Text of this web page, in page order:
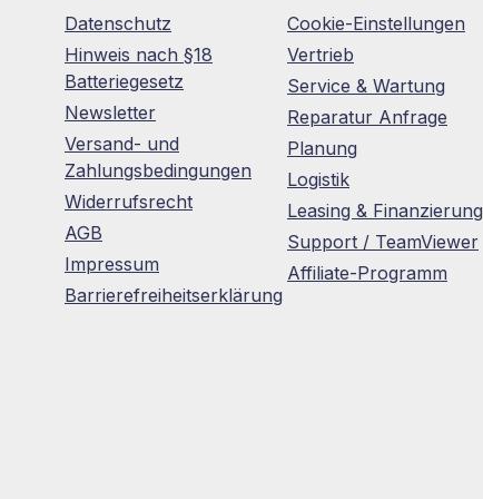
Datenschutz
Hinweis nach §18
Batteriegesetz
Newsletter
Versand- und
Zahlungsbedingungen
Widerrufsrecht
AGB
Impressum
Barrierefreiheitserklärung
Cookie-Einstellungen
Vertrieb
Service & Wartung
Reparatur Anfrage
Planung
Logistik
Leasing & Finanzierung
Support / TeamViewer
Affiliate-Programm